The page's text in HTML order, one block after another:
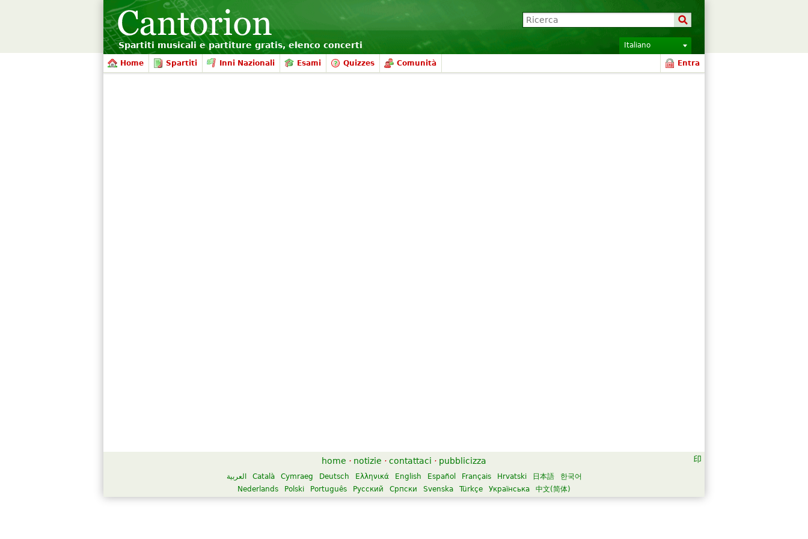
Spartiti musicali e partiture gratis, elenco concerti Italiano
Home Spartiti Inni Nazionali Esami Quizzes Comunità Entra
home · notizie · contattaci · pubblicizza
العربية Català Cymraeg Deutsch Ελληνικά English Español Français Hrvatski 日本語
한국어
Nederlands
Polski Português Русский Српски Svenska Türkçe Українська 中文(简体)